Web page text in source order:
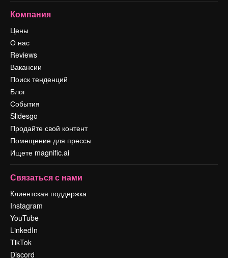
Компания
Цены
О нас
Reviews
Вакансии
Поиск тенденций
Блог
События
Slidesgo
Продайте свой контент
Помещение для прессы
Ищете magnific.ai
Связаться с нами
Клиентская поддержка
Instagram
YouTube
LinkedIn
TikTok
Discord